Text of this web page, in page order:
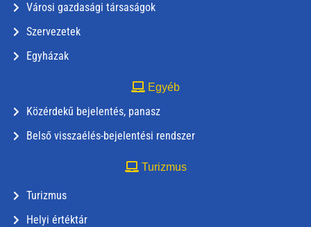
Városi gazdasági társaságok
Szervezetek
Egyházak
Egyéb
Közérdekű bejelentés, panasz
Belső visszaélés-bejelentési rendszer
Turizmus
Turizmus
Helyi értéktár